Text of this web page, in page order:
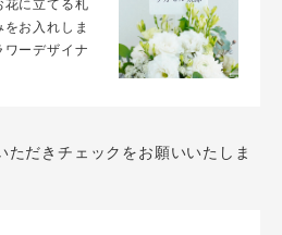
花に立てる札
お入れしま
ーデザイナ
ただきチェックをお願いいたしま